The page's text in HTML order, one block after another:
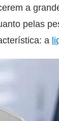
a
pelas
a